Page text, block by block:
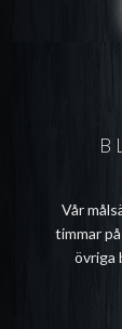
Vår
timmar
övriga